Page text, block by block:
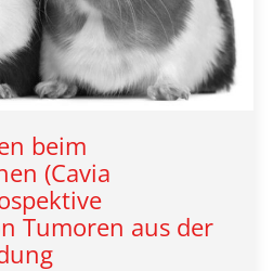
beim
(Cavia
Tumoren aus der